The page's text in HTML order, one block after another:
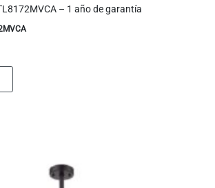
– 1 año de garantía